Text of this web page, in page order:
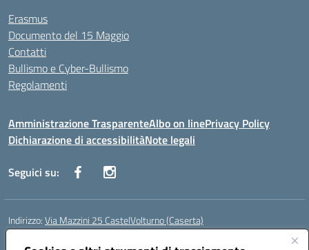
Erasmus
Documento del 15 Maggio
Contatti
Bullismo e Cyber-Bullismo
Regolamenti
Amministrazione TrasparenteAlbo on linePrivacy Policy
Dichiarazione di accessibilitàNote legali
Seguici su:
Indirizzo:Via Mazzini 25 CastelVolturno (Caserta)
Centralino: